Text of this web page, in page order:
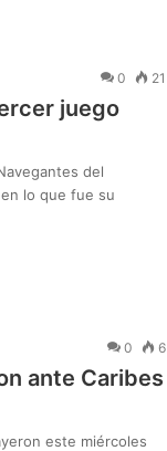
0 21
juego
del
lo que fue su
0 6
ante Caribes
este miércoles